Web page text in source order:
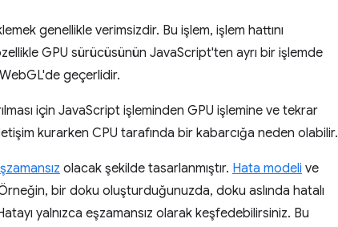
genellikle verimsizdir. Bu işlem, işlem hattını
GPU sürücüsünün JavaScript'ten ayrı bir işlemde
geçerlidir.
için JavaScript işleminden GPU işlemine ve tekrar
kurarken CPU tarafında bir kabarcığa neden olabilir.
olacak şekilde tasarlanmıştır. Hata modeli ve
bir doku oluşturduğunuzda, doku aslında hatalı
yalnızca eşzamansız olarak keşfedebilirsiniz. Bu